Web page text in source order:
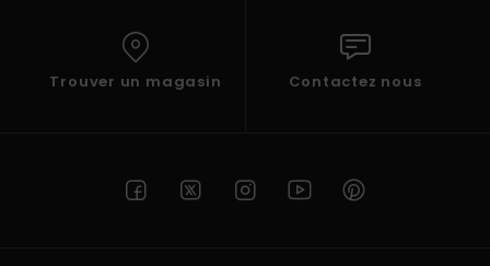
Trouver un magasin Contactez nous